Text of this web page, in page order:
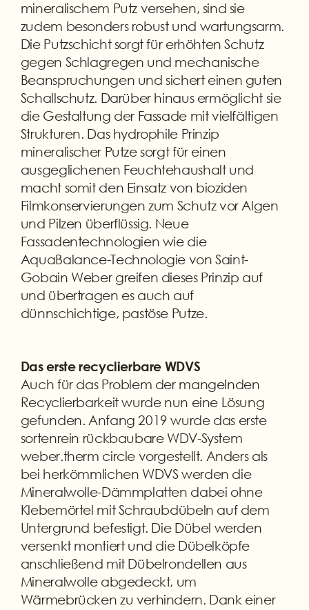
mineralischem Putz versehen, sind sie
zudem besonders robust und wartungsarm.
Die Putzschicht sorgt für erhöhten Schutz
gegen Schlagregen und mechanische
Beanspruchungen und sichert einen guten
Schallschutz. Darüber hinaus ermöglicht sie
die Gestaltung der Fassade mit vielfältigen
Strukturen. Das hydrophile Prinzip
mineralischer Putze sorgt für einen
ausgeglichenen Feuchtehaushalt und
macht somit den Einsatz von bioziden
Filmkonservierungen zum Schutz vor Algen
und Pilzen überflüssig. Neue
Fassadentechnologien wie die
AquaBalance-Technologie von Saint-
Gobain Weber greifen dieses Prinzip auf
und übertragen es auch auf
dünnschichtige, pastöse Putze.
Das erste recyclierbare WDVS
Auch für das Problem der mangelnden
Recyclierbarkeit wurde nun eine Lösung
gefunden. Anfang 2019 wurde das erste
sortenrein rückbaubare WDV-System
weber.therm circle vorgestellt. Anders als
bei herkömmlichen WDVS werden die
Mineralwolle-Dämmplatten dabei ohne
Klebemörtel mit Schraubdübeln auf dem
Untergrund befestigt. Die Dübel werden
versenkt montiert und die Dübelköpfe
anschließend mit Dübelrondellen aus
Mineralwolle abgedeckt, um
Wärmebrücken zu verhindern. Dank einer